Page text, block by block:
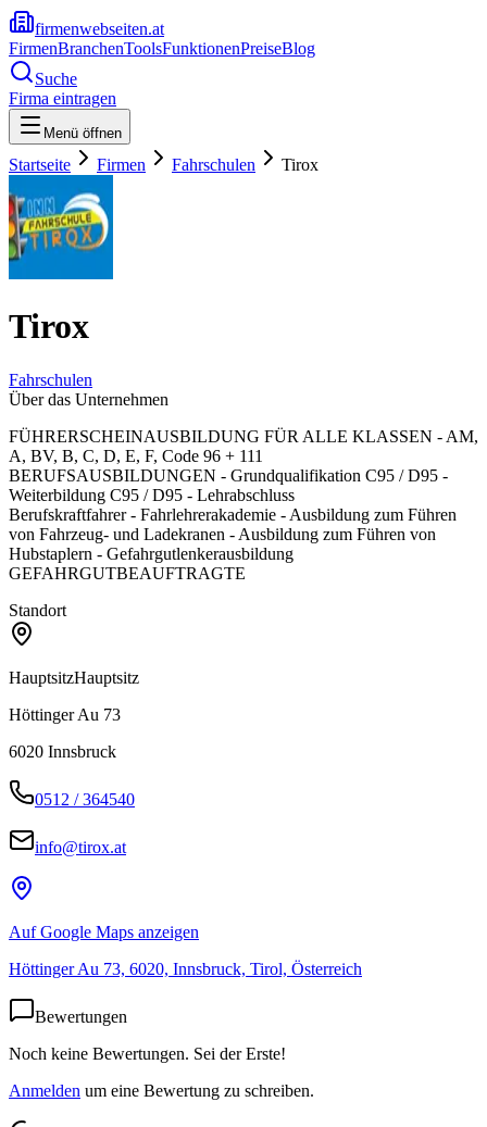
firmenwebseiten.at
FirmenBranchenToolsFunktionenPreiseBlog
Suche
Firma eintragen
Menü öffnen
Startseite Firmen Fahrschulen Tirox
Tirox
Fahrschulen
Über das Unternehmen
FÜHRERSCHEINAUSBILDUNG FÜR ALLE KLASSEN - AM,
A, BV, B, C, D, E, F, Code 96 + 111
BERUFSAUSBILDUNGEN - Grundqualifikation C95 / D95 -
Weiterbildung C95 / D95 - Lehrabschluss
Berufskraftfahrer - Fahrlehrerakademie - Ausbildung zum Führen
von Fahrzeug- und Ladekranen - Ausbildung zum Führen von
Hubstaplern - Gefahrgutlenkerausbildung
GEFAHRGUTBEAUFTRAGTE
Standort
HauptsitzHauptsitz
Höttinger Au 73
6020 Innsbruck
0512 / 364540
info@tirox.at
Auf Google Maps anzeigen
Höttinger Au 73, 6020, Innsbruck, Tirol, Österreich
Bewertungen
Noch keine Bewertungen. Sei der Erste!
Anmelden um eine Bewertung zu schreiben.